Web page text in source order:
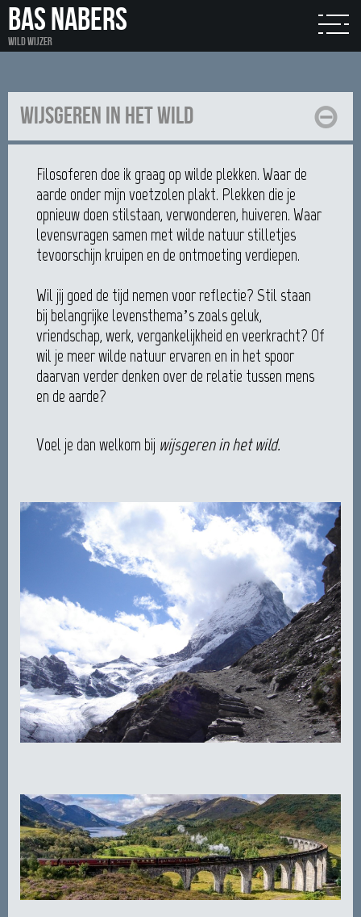
BAS NABERS
Wild wijzer
Wijsgeren in het wild
Filosoferen doe ik graag op wilde plekken. Waar de
aarde onder mijn voetzolen plakt. Plekken die je
opnieuw doen stilstaan, verwonderen, huiveren. Waar
levensvragen samen met wilde natuur stilletjes
tevoorschijn kruipen en de ontmoeting verdiepen.
Wil jij goed de tijd nemen voor reflectie? Stil staan
bij belangrijke levensthema’s zoals geluk,
vriendschap, werk, vergankelijkheid en veerkracht? Of
wil je meer wilde natuur ervaren en in het spoor
daarvan verder denken over de relatie tussen mens
en de aarde?
Voel je dan welkom bij wijsgeren in het wild.